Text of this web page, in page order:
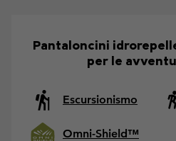
Pantaloncini
per le
Escursionismo
Omni-Shield™